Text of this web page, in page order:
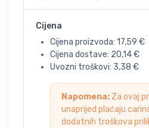
Cijena
Cijena proizvoda: 17,59 €
Cijena dostave: 20,14€
Uvozni troškovi: 3,38 €
Napomena: Za ovaj
unaprijed plaćaju
dodatnih troškova